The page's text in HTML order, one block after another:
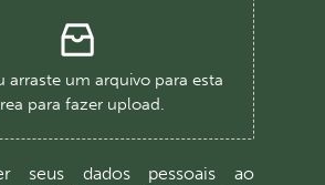
arraste um arquivo para esta
para fazer upload.
seus dados pessoais ao